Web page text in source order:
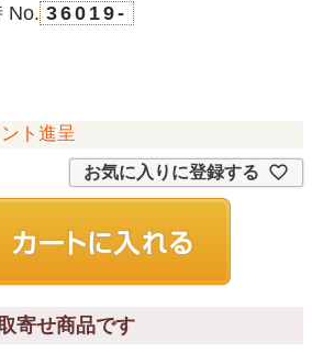
No. 36019-
ト進呈
お気に入りに登録する
寄せ商品です